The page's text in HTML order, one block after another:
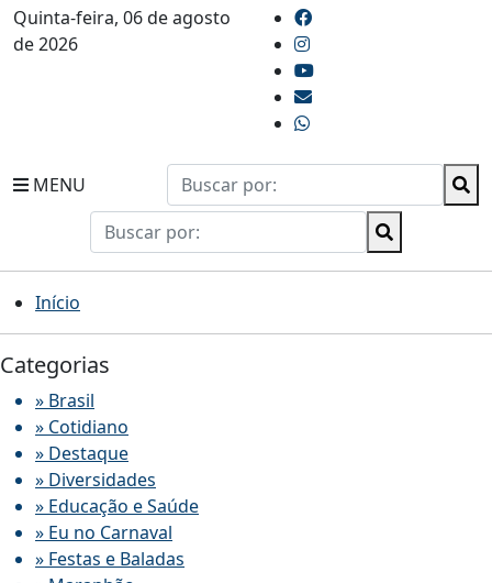
Quinta-feira, 06 de agosto
de 2026
MENU
Início
Categorias
» Brasil
» Cotidiano
» Destaque
» Diversidades
» Educação e Saúde
» Eu no Carnaval
» Festas e Baladas